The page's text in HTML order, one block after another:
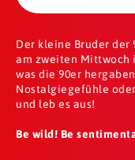
Der kleine Bruder der
am zweiten Mittwoch
was die 90er
Nostalgiegefühle
und leb es aus!
Be wild! Be